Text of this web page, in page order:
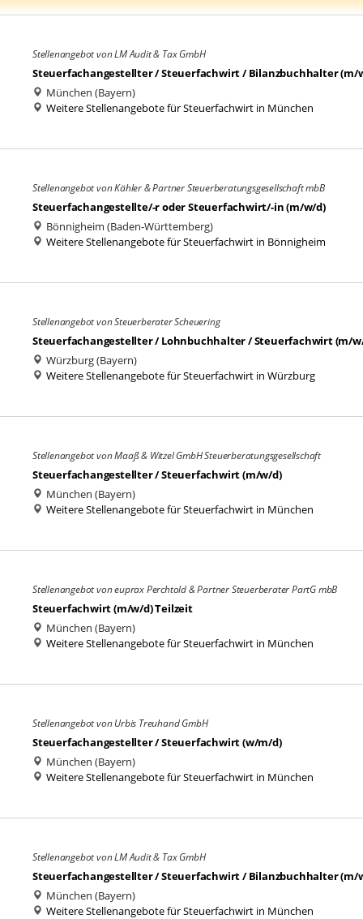
Stellenangebot von LM Audit & Tax GmbH
Steuerfachangestellter / Steuerfachwirt / Bilanzbuchhalter (m/
München (Bayern)
Weitere Stellenangebote für Steuerfachwirt in München
Stellenangebot von Kähler & Partner Steuerberatungsgesellschaft mbB
Steuerfachangestellte/-r oder Steuerfachwirt/-in (m/w/d)
Bönnigheim (Baden-Württemberg)
Weitere Stellenangebote für Steuerfachwirt in Bönnigheim
Stellenangebot von Steuerberater Scheuering
Steuerfachangestellter / Lohnbuchhalter / Steuerfachwirt (m/
Würzburg (Bayern)
Weitere Stellenangebote für Steuerfachwirt in Würzburg
Stellenangebot von Maaß & Witzel GmbH Steuerberatungsgesellschaft
Steuerfachangestellter / Steuerfachwirt (m/w/d)
München (Bayern)
Weitere Stellenangebote für Steuerfachwirt in München
Stellenangebot von euprax Perchtold & Partner Steuerberater PartG mbB
Steuerfachwirt (m/w/d) Teilzeit
München (Bayern)
Weitere Stellenangebote für Steuerfachwirt in München
Stellenangebot von Urbis Treuhand GmbH
Steuerfachangestellter / Steuerfachwirt (w/m/d)
München (Bayern)
Weitere Stellenangebote für Steuerfachwirt in München
Stellenangebot von LM Audit & Tax GmbH
Steuerfachangestellter / Steuerfachwirt / Bilanzbuchhalter (m/
München (Bayern)
Weitere Stellenangebote für Steuerfachwirt in München